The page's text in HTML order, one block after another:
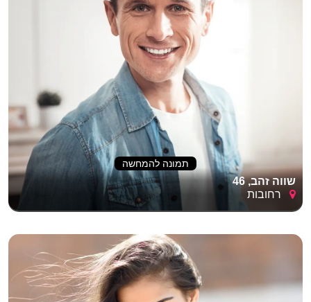
תמונה להמחשה
שווה זהב, 46
רחובות